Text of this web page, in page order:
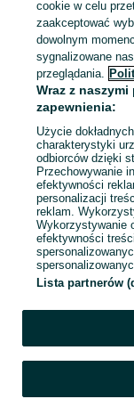
KATEGORIA
ID:1020029792
Zadzwoń
cookie w celu
zaakceptować
dowolnym
sygnalizowane
przeglądania.
Wraz z
zapewnienia:
Użycie
charakterystyki
odbiorców dzięki
Przechowywanie
efektywności
personalizacji
reklam.
Wykorzystywanie
efektywności
Lista partnerów